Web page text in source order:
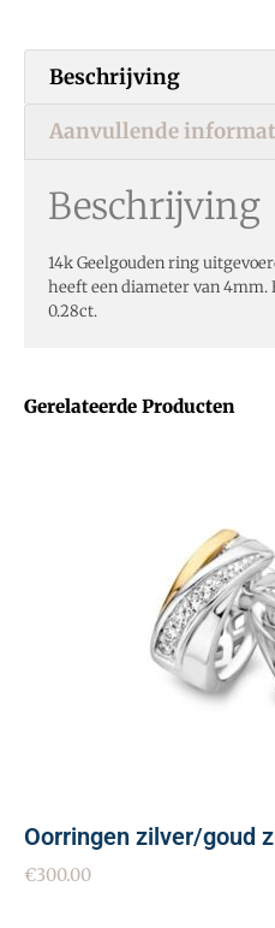
Gerelateerde Producten
Oorringen zilver/goud
€300.00
Beschrijving
Aanvullende
Beschrijving
14k Geelgouden ring
heeft een diameter van
0.28ct.